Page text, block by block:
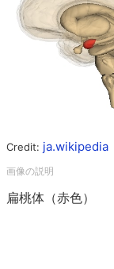
Credit: ja.wikipedia
扁桃体（赤色）